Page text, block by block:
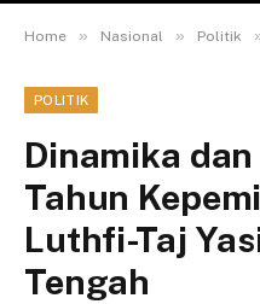
Home » Nasional » Politik
POLITIK
Dinamika dan
Tahun
Luthfi-Taj
Tengah